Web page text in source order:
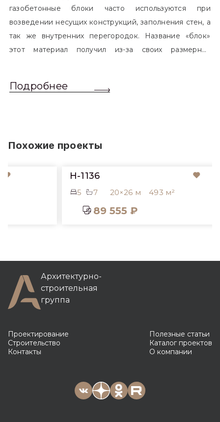
газобетонные блоки часто используются при
возведении несущих конструкций, заполнения стен, а
так же внутренних перегородок. Название «блок»
этот материал получил из-за своих размерных
обычный одинарный кирпич. Размер блоков различен
Подробнее
Похожие проекты
H-1136
7 20×26 м 493 м²
89 555 ₽
Архитектурно-
строительная
группа
Проектирование
Строительство
Контакты
Полезные статьи
Каталог проектов
О компании